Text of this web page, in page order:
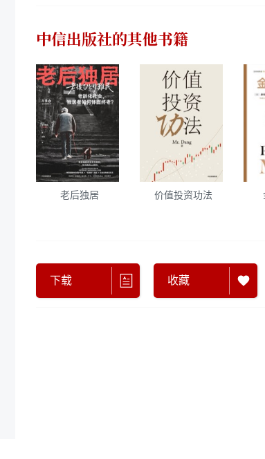
中信出版社的其他书籍
老后独居 价值投资功法
下载 收藏